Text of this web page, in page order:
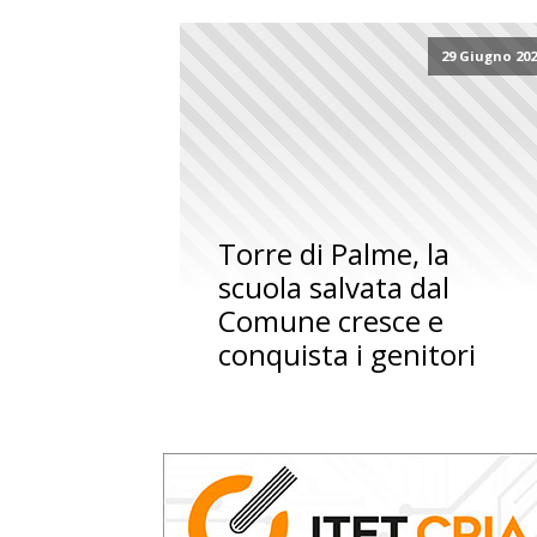
29 Giugno
Torre di Palme, la
scuola salvata dal
Comune cresce e
conquista i genitori